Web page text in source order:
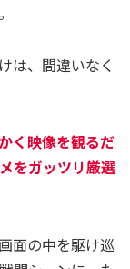
は、間違いなく
く映像を観るだ
をガッツリ厳選
面の中を駆け巡